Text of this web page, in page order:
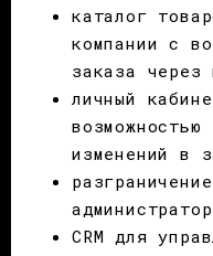
каталог
компании с
заказа через
личный
изменений в
CRM для